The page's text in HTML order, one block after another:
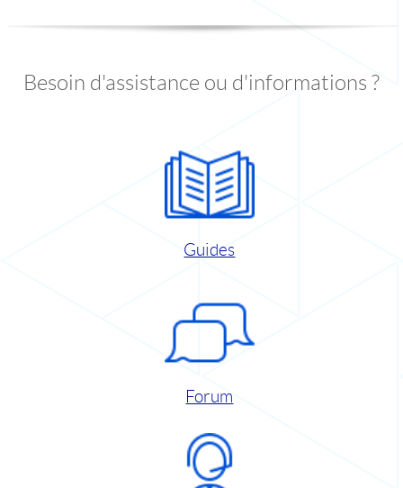
Besoin d'assistance ou d'informations ?
Guides
Forum